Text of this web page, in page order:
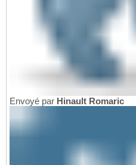
Envoyé par Hinault Romaric